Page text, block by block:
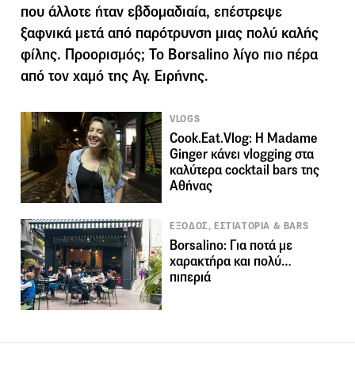
που άλλοτε ήταν εβδομαδιαία, επέστρεψε
ξαφνικά μετά από παρότρυνση μιας πολύ καλής
φίλης. Προορισμός; Το Borsalino λίγο πιο πέρα
από τον χαμό της Αγ. Ειρήνης.
VLOGS
Cook.Eat.Vlog: Η Madame
Ginger κάνει vlogging στα
καλύτερα cocktail bars της
Αθήνας
ΕΞΟΔΟΣ, ΕΣΤΙΑΤΟΡΙΑ & BARS
Borsalino: Για ποτά με
χαρακτήρα και πολύ…
πιπεριά